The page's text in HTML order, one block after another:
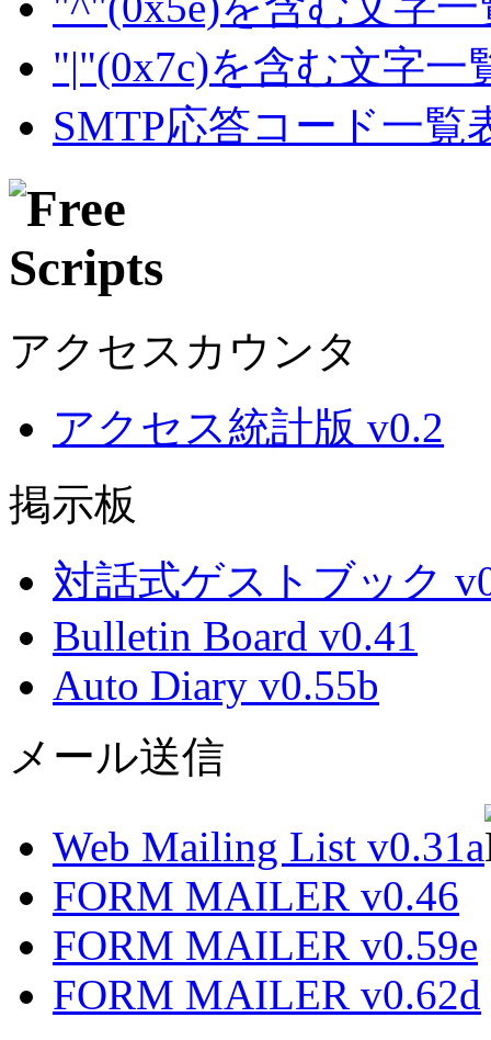
"|"(0x7c)を含む文字一
SMTP応答コード一覧
アクセスカウンタ
アクセス統計版 v0.2
掲示板
対話式ゲストブック
Bulletin Board v0.41
Auto Diary v0.55b
メール送信
Web Mailing List v0.31a
FORM MAILER v0.46
FORM MAILER v0.59e
FORM MAILER v0.62d